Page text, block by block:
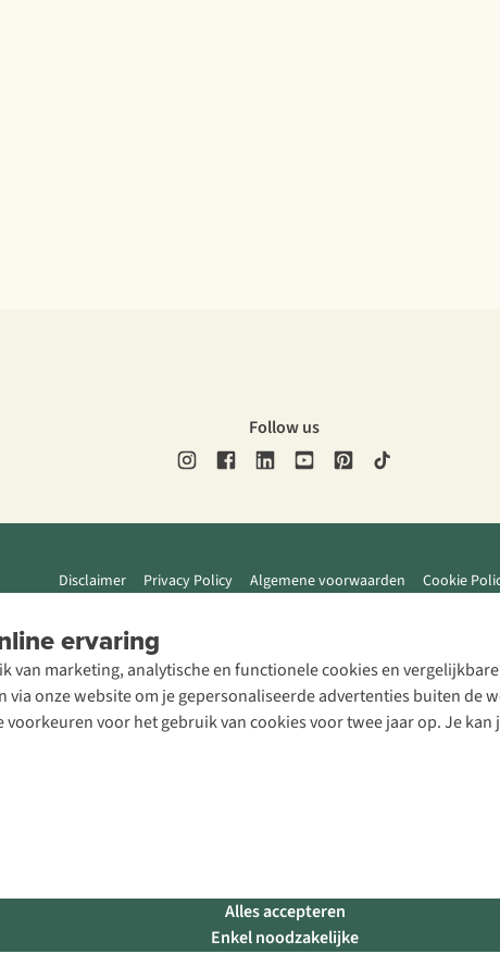
ervaring
van marketing, analytische en functionele cookies en
onze website om je gepersonaliseerde advertenties buiten de
voor het gebruik van cookies voor twee jaar op. Je
Alles accepteren
Enkel noodzakelijke
Follow us
Disclaimer Privacy Policy Algemene voorwaarden Cookie